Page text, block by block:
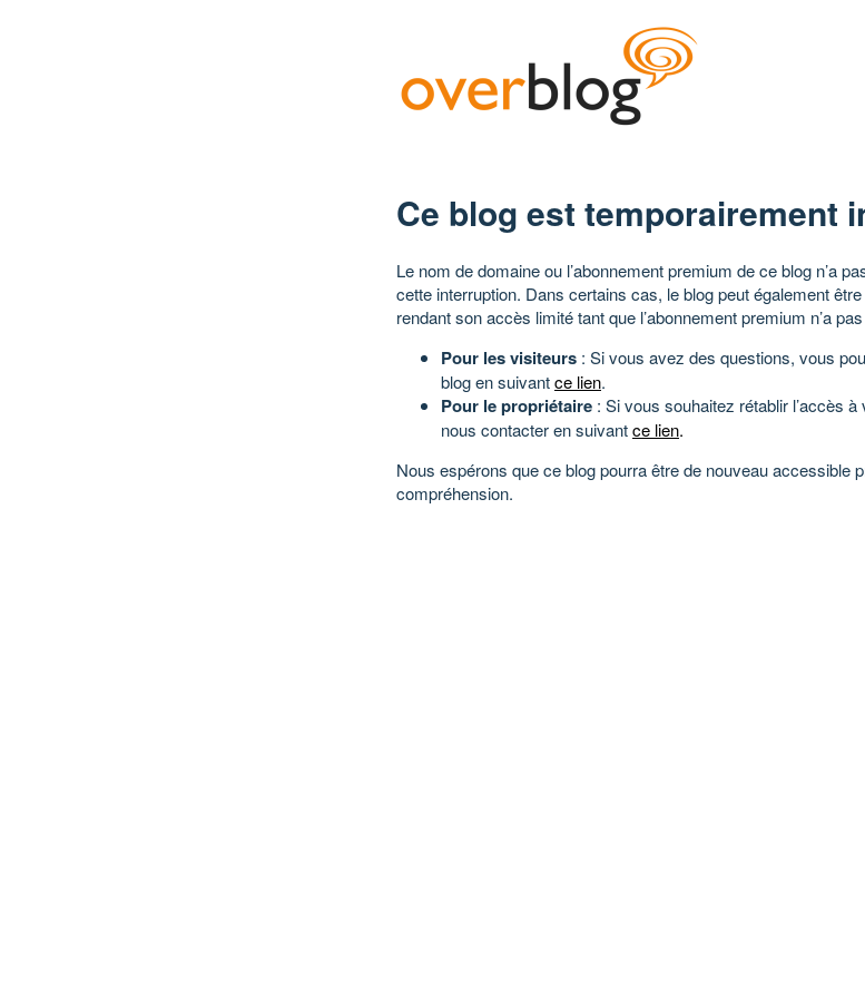
Ce blog est temporairement
Le nom de domaine ou l’abonnement premium de ce blog n’a
cette interruption. Dans certains cas, le blog peut également
rendant son accès limité tant que l’abonnement premium n’a
Pour les visiteurs : Si vous avez des questions, vous
blog en suivantce lien.
Pour le propriétaire : Si vous souhaitez rétablir l’accès
nous contacter en suivantce lien.
Nous espérons que ce blog pourra être de nouveau accessible
compréhension.